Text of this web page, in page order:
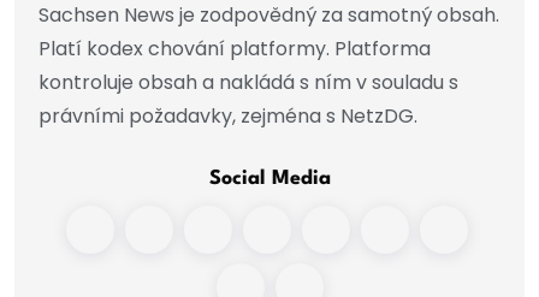
Sachsen News je zodpovědný za samotný obsah.
Platí kodex chování platformy. Platforma
kontroluje obsah a nakládá s ním v souladu s
právními požadavky, zejména s NetzDG.
Social Media